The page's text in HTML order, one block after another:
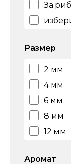
За
Размер
2 мм
4 мм
6 мм
8 мм
12 мм
Аромат